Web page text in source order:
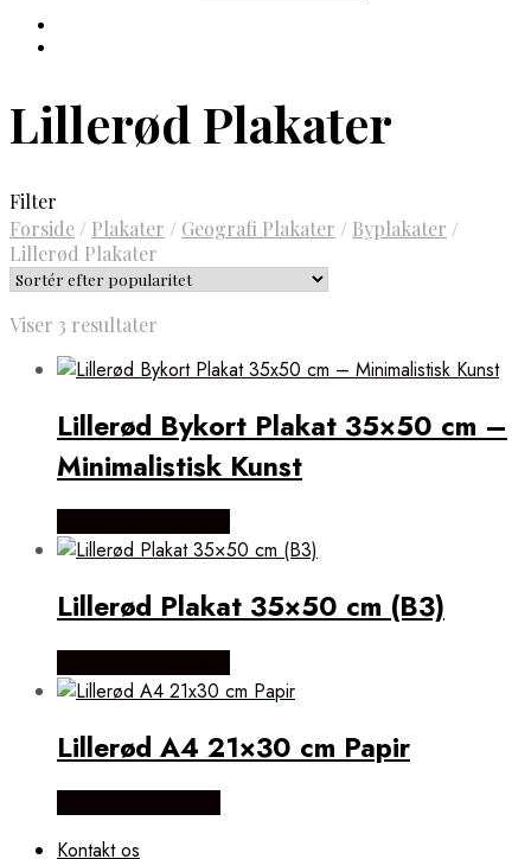
Lillerød Plakater
Filter
Forside / Plakater / Geografi Plakater / Byplakater /
Lillerød Plakater
Viser 3 resultater
popularitet
Lillerød Bykort Plakat 35×50 cm –
Minimalistisk Kunst
Lillerød Plakat 35×50 cm (B3)
Lillerød A4 21×30 cm Papir
Kontakt os